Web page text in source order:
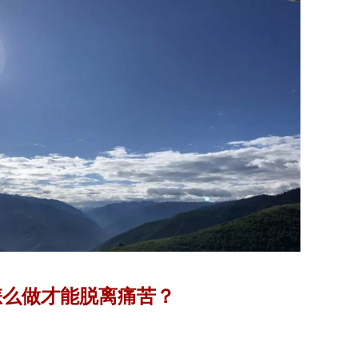
做才能脱离痛苦？